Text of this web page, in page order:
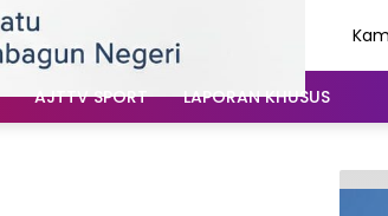
AJTTV SPORT LAPORAN KHUSUS